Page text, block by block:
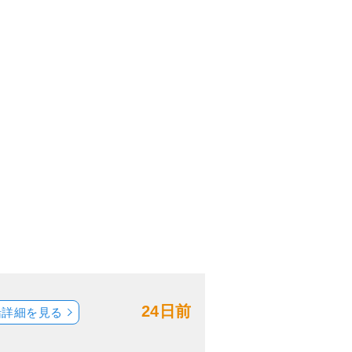
24日前
細を見る